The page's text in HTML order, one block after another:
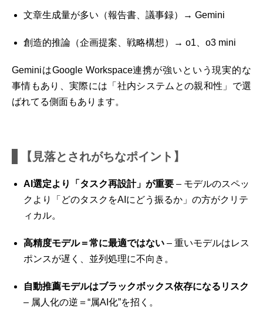
文章生成量が多い（報告書、議事録）→ Gemini
創造的推論（企画提案、戦略構想）→ o1、o3 mini
GeminiはGoogle Workspace連携が強いという現実的な
事情もあり、実際には「社内システムとの親和性」で選
ばれてる側面もあります。
【見落とされがちなポイント】
AI選定より「タスク再設計」が重要 – モデルのスペッ
クより「どのタスクをAIにどう振るか」の方がクリテ
ィカル。
高精度モデル＝常に最適ではない – 重いモデルはレス
ポンスが遅く、並列処理に不向き。
自動推薦モデルはブラックボックス依存になるリスク
– 属人化の逆＝“属AI化”を招く。